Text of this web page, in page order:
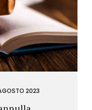
2023